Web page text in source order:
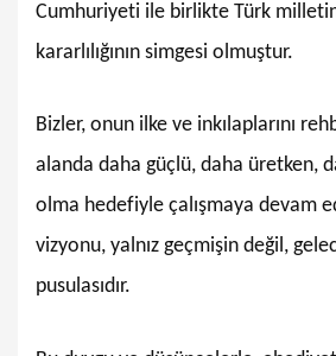
Cumhuriyeti ile birlikte Türk
kararlılığının simgesi olmuştur.
Bizler, onun ilke ve inkılaplarını
alanda daha güçlü, daha üretken,
olma hedefiyle çalışmaya devam
vizyonu, yalnız geçmişin değil,
pusulasıdır.